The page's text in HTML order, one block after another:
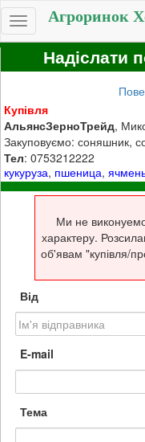
Toggle
navigation
Агроринок
Надіслати
Купівля
АльянсЗерноТрейд,
Закуповуємо: соняшник,
Тел: 0753212222
кукуруза, пшеница,
Ми не
характеру.
об'явам "купівля/
Від
E-mail
Тема